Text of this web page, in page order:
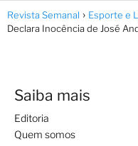
Revista Semanal Esporte e
Declara Inocência de José
Saiba mais
Editoria
Quem somos